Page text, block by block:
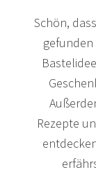
Schön,
Rezepte